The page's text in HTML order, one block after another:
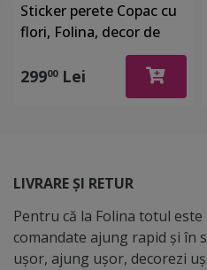
Sticker perete Copac cu
flori, Folina, decor de
mari dimensiuni, 2.5
metri
29900Lei
LIVRARE ȘI RETUR
Pentru că la Folina totul
comandate ajung rapid și în
ușor, ajung ușor, decorezi